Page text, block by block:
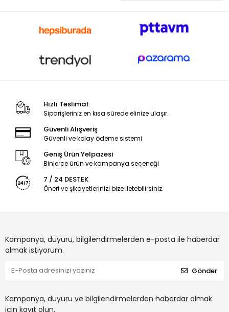
Hızlı Teslimat
Siparişleriniz en kısa sürede elinize ulaşır.
Güvenli Alışveriş
Güvenli ve kolay ödeme sistemi
Geniş Ürün Yelpazesi
Binlerce ürün ve kampanya seçeneği
7 / 24 DESTEK
Öneri ve şikayetlerinizi bize iletebilirsiniz.
Kampanya, duyuru, bilgilendirmelerden e-posta ile haberdar
olmak istiyorum.
Gönder
Kampanya, duyuru ve bilgilendirmelerden haberdar olmak
için kayıt olun.